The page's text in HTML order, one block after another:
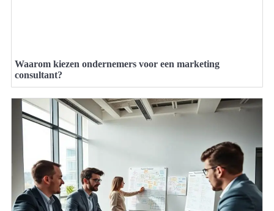
Waarom kiezen ondernemers voor een marketing
consultant?